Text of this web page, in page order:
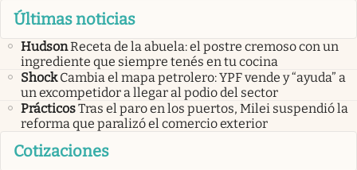
Últimas noticias
HudsonReceta de la abuela: el postre cremoso con un
ingrediente que siempre tenés en tu cocina
Shock Cambia el mapa petrolero: YPF vende y “ayuda” a
un excompetidor a llegar al podio del sector
PrácticosTras el paro en los puertos, Milei suspendió la
reforma que paralizó el comercio exterior
Cotizaciones